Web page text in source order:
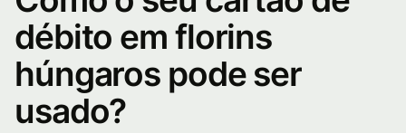
débito em florins
húngaros pode ser
usado?